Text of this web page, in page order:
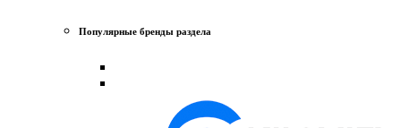
Популярные бренды раздела